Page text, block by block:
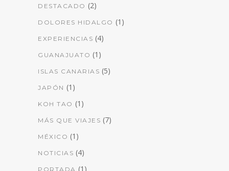
DESTACADO (2)
DOLORES HIDALGO (1)
EXPERIENCIAS (4)
GUANAJUATO (1)
ISLAS CANARIAS (5)
JAPÓN (1)
KOH TAO (1)
MÁS QUE VIAJES (7)
MÉXICO (1)
NOTICIAS (4)
PORTADA (1)